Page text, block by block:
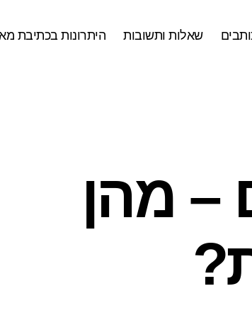
שאלות ותשובות היתרונות בכתיבת
– מהן